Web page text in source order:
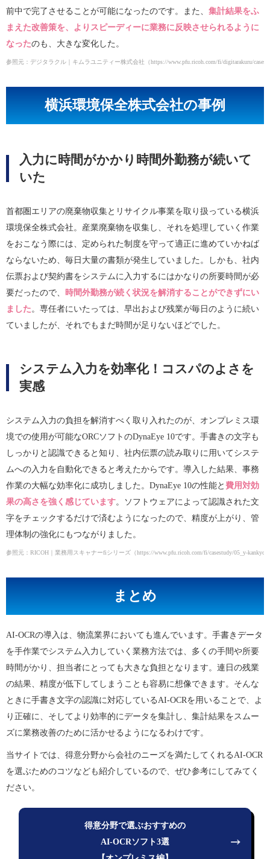
前中で完了させることが可能になったのです。また、 集計結果をふ
まえた改善策を、よりスピーディーに業務に反映させられるように
なったのも、大きな変化した。
参照元：デジタラクル｜キムラユニティー株式会社（https://www.pfu.ricoh.com/fi/digitarakuru/
横浜環境保全株式会社の事例
入力に時間がかかり時間外勤務が続いて
いた
首都圏エリアの廃棄物収集とリサイクル事業を取り扱っている横浜
環境保全株式会社。産業廃棄物を収集し、それを処理していく作業
をおこなう際には、定められた制度を守って適正に進めていかねば
ならないため、毎日大量の書類が発生していました。しかも、社内
伝票および契約書をシステムに入力するにはかなりの所要時間が必
要だったので、 時間外勤務が続く状況を解消することができずにい
ました。専任者にいたっては、早出および残業が毎日のように続い
ていましたが、それでもまだ時間が足りないほどでした。
システム入力を効率化！コスパのよさを
実感
システム入力の負担を解消すべく取り入れたのが、オンプレミス環
境での使用が可能なORCソフトのDynaEye 10です。手書きの文字も
しっかりと認識できると知り、社内伝票の読み取りに用いてシステ
ムへの入力を自動化できると考えたからです。導入した結果、事務
作業の大幅な効率化に成功しました。DynaEye 10の性能と 費用対効
果の高さを強く感じています。ソフトウェアによって認識された文
字をチェックするだけで済むようになったので、精度が上がり、管
理体制の強化にもつながりました。
参照元：RICOH｜業務用スキャナーfiシリーズ（https://www.pfu.ricoh.com/fi/casestudy/05_y-
まとめ
AI-OCRの導入は、物流業界においても進んでいます。手書きデータ
を手作業でシステム入力していく業務方法では、多くの手間や所要
時間がかり、担当者にとっても大きな負担となります。連日の残業
の結果、精度が低下してしまうことも容易に想像できます。そんな
ときに手書き文字の認識に対応しているAI-OCRを用いることで、よ
り正確に、そしてより効率的にデータを集計し、集計結果をスムー
ズに業務改善のために活かせるようになるわけです。
当サイトでは、得意分野から会社のニーズを満たしてくれるAI-OCR
を選ぶためのコツなども紹介しているので、ぜひ参考にしてみてく
ださい。
得意分野で選ぶおすすめの
AI-OCRソフト3選